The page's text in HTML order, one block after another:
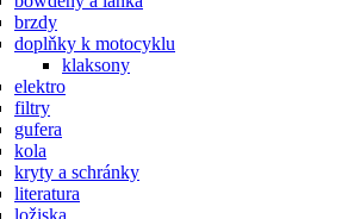
brzdy
doplňky k motocyklu
klaksony
elektro
filtry
gufera
kola
kryty a schránky
literatura
ložiska